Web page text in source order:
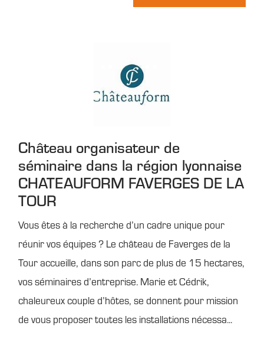
Château organisateur de
séminaire dans la région lyonnaise
CHATEAUFORM FAVERGES DE LA
TOUR
Vous êtes à la recherche d’un cadre unique pour
réunir vos équipes ? Le château de Faverges de la
Tour accueille, dans son parc de plus de 15 hectares,
vos séminaires d’entreprise. Marie et Cédrik,
chaleureux couple d’hôtes, se donnent pour mission
de vous proposer toutes les installations nécessa...